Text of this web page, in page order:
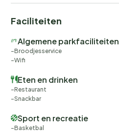
Faciliteiten
Algemene parkfaciliteiten
Broodjesservice
Wifi
Eten en drinken
Restaurant
Snackbar
Sport en recreatie
Basketbal